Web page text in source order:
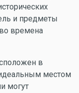
и предметы
времена
в
местом
могут